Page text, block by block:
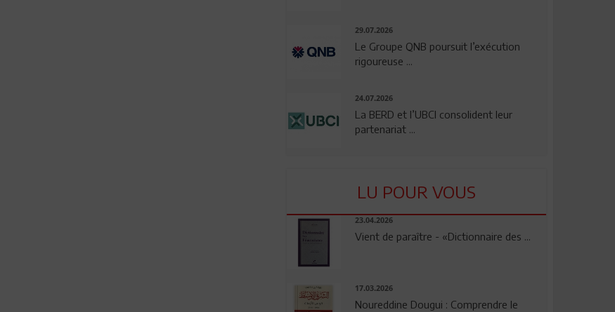
29.07.2026
Le Groupe QNB poursuit l’exécution
rigoureuse ...
24.07.2026
La BERD et l’UBCI consolident leur
partenariat ...
LU POUR VOUS
23.04.2026
Vient de paraître - «Dictionnaire des ...
17.03.2026
Noureddine Dougui : Comprendre le